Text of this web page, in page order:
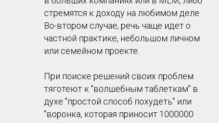
стремятся к доходу на любимом деле.
Во-втором случае, речь чаще идет о
частной практике, небольшом личном
или семейном проекте.
При поиске решений своих проблем
тяготеют к "волшебным таблеткам" в
духе "простой способ похудеть" или
"воронка, которая приносит 1000000